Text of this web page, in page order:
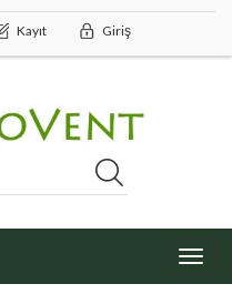
Kayıt Giriş